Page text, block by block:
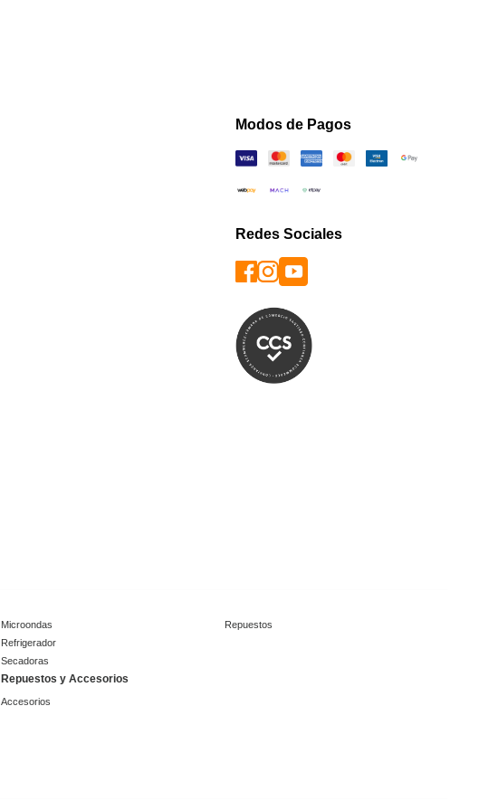
Modos de Pagos
Redes Sociales
Microondas
Refrigerador
Secadoras
Repuestos y Accesorios
Accesorios
Repuestos